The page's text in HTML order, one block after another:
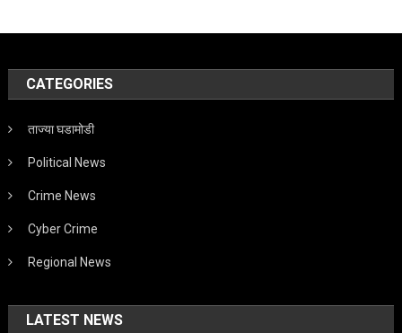
CATEGORIES
ताज्या घडामोडी
Political News
Crime News
Cyber Crime
Regional News
LATEST NEWS